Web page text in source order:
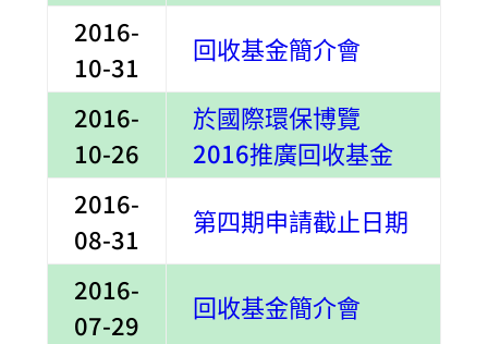
2016-
10-31
回收基金簡介會
2016-
10-26
於國際環保博覽
2016推廣回收基金
2016-
08-31
第四期申請截止日期
2016-
07-29
回收基金簡介會